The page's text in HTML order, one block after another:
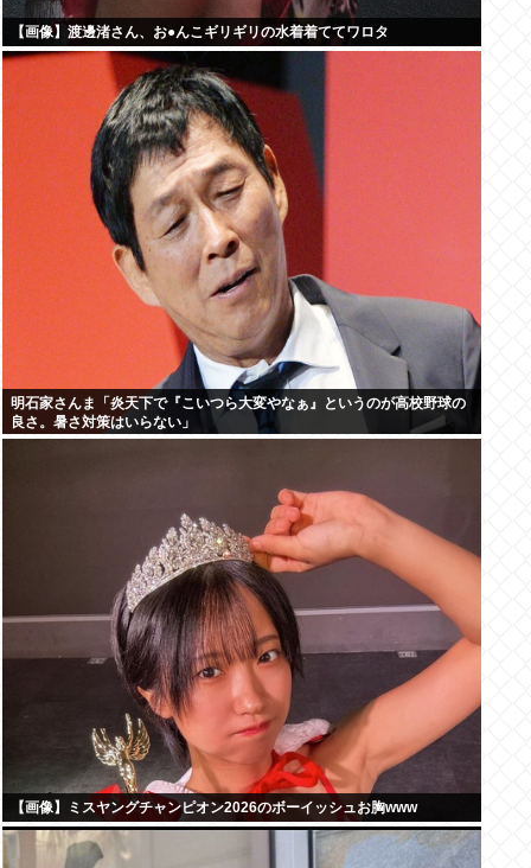
【画像】渡邊渚さん、お●んこギリギリの水着着ててワロタ
明石家さんま「炎天下で『こいつら大変やなぁ』というのが高校野球の
良さ。暑さ対策はいらない」
【画像】ミスヤングチャンピオン2026のボーイッシュお胸www